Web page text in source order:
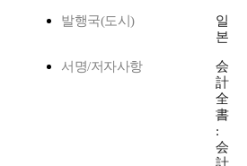
발행국(도시)
일
본
서명/저자사항
会
計
全
書
:
会